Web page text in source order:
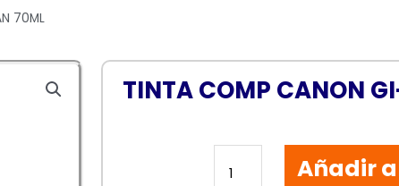
70ML
TINTA COMP CANON
TINTA
COMP
Añadir